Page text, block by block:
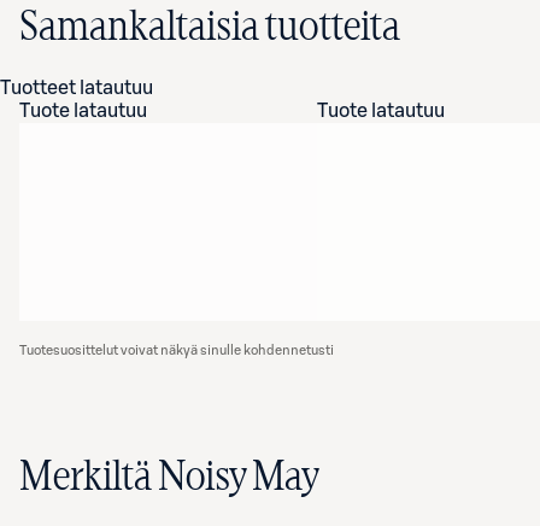
Samankaltaisia tuotteita
Tuotteet latautuu
Tuote latautuu
Tuote latautuu
Tuotesuosittelut voivat näkyä sinulle kohdennetusti
Merkiltä Noisy May